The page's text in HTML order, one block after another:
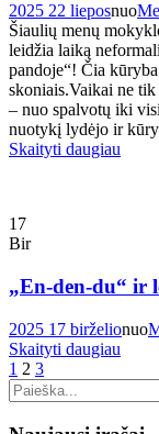
2025 22 lieposnuo
Šiaulių menų
leidžia laiką
pandoje“! Čia
skoniais.Vaikai ne
– nuo spalvotų iki
nuotykį lydėjo ir
Skaityti daugiau
17
Bir
„En-den-du“ ir
2025 17 birželionuo
Skaityti daugiau
1 2 3